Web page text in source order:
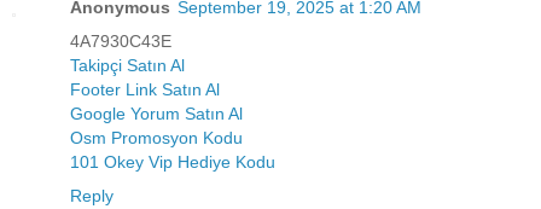
Anonymous September 19, 2025 at 1:20 AM
4A7930C43E
Takipçi Satın Al
Footer Link Satın Al
Google Yorum Satın Al
Osm Promosyon Kodu
101 Okey Vip Hediye Kodu
Reply